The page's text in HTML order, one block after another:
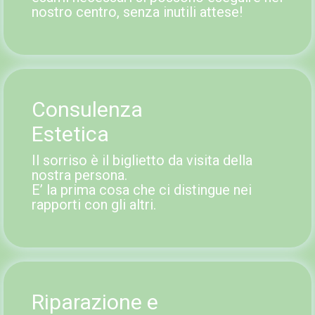
nostro centro, senza inutili attese!
Consulenza
Estetica
Il sorriso è il biglietto da visita della
nostra persona.
E’ la prima cosa che ci distingue nei
rapporti con gli altri.
Riparazione e